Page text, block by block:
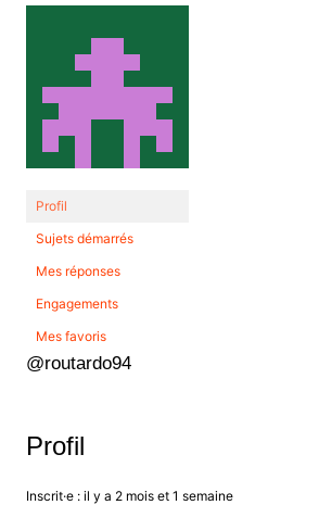
Profil
Sujets démarrés
Mes réponses
Engagements
Mes favoris
@routardo94
Profil
Inscrit·e : il y a 2 mois et 1 semaine